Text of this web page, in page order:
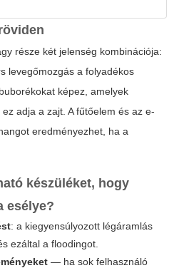
része két jelenség kombinációja:
levegőmozgás a folyadékos
képez, amelyek
adja a zajt. A fűtőelem és az e-
eredményezhet, ha a
készüléket, hogy
esélye?
: a kiegyensúlyozott légáramlás
ezáltal a floodingot.
— ha sok felhasználó